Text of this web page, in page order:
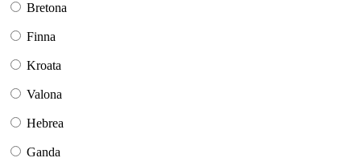
Bretona
Finna
Kroata
Valona
Hebrea
Ganda